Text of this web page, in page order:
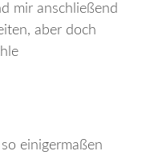
mir anschließend
aber doch
einigermaßen